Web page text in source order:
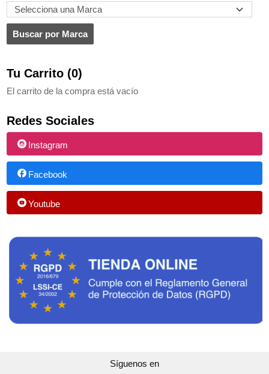
Tu Carrito (0)
El carrito de la compra está vacío
Redes Sociales
Instagram
Facebook
Youtube
Síguenos en